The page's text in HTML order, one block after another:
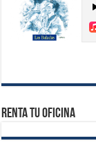
Renta tu Oficina